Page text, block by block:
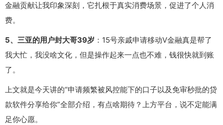
金融贡献让我印象深刻，它扎根于真实消费场景，促进了个人消
费。
5、三亚的用户封大哥39岁 ：15号亲戚申请移动V金融真是帮了
我大忙，我没啥文化，但是操作起来一点也不难，钱很快就到账
了。
上文就是今天讲的“申请频繁被风控能下的口子以及免审秒批的贷
款软件分享给你”全部介绍，有点啥期待？上方平台，说不定能满
足你心愿。